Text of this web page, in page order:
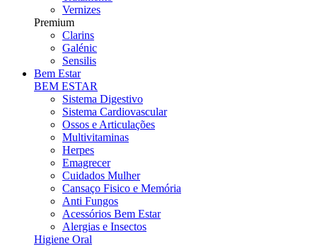
Vernizes
Premium
Clarins
Galénic
Sensilis
Bem Estar
BEM ESTAR
Sistema Digestivo
Sistema Cardiovascular
Ossos e Articulações
Multivitaminas
Herpes
Emagrecer
Cuidados Mulher
Cansaço Fisico e Memória
Anti Fungos
Acessórios Bem Estar
Alergias e Insectos
Higiene Oral